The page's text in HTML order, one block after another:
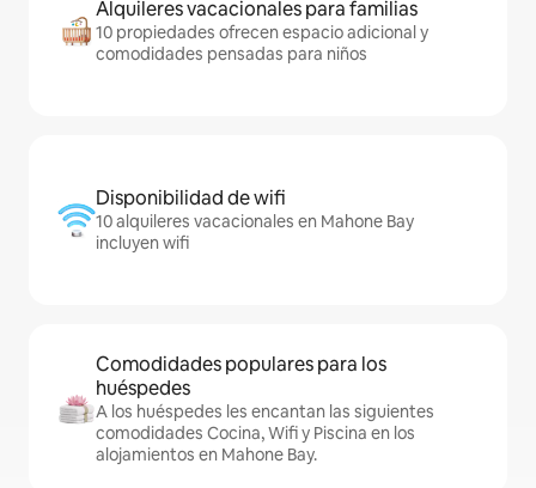
Alquileres vacacionales para familias
10 propiedades ofrecen espacio adicional y
comodidades pensadas para niños
Disponibilidad de wifi
10 alquileres vacacionales en Mahone Bay
incluyen wifi
Comodidades populares para los
huéspedes
A los huéspedes les encantan las siguientes
comodidades Cocina, Wifi y Piscina en los
alojamientos en Mahone Bay.